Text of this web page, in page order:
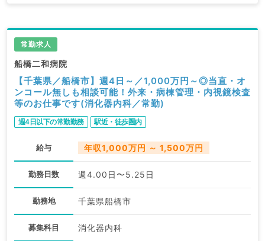
常勤求人
船橋二和病院
【千葉県／船橋市】週4日～／1,000万円～◎当直・オ
ンコール無しも相談可能！外来・病棟管理・内視鏡検査
等のお仕事です(消化器内科／常勤)
週4日以下の常勤勤務 駅近・徒歩圏内
給与 年収1,000万円 ～ 1,500万円
勤務日数 週4.00日〜5.25日
勤務地 千葉県船橋市
募集科目 消化器内科